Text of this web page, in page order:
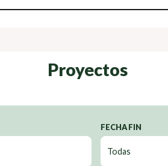
Proyectos
FECHA FIN